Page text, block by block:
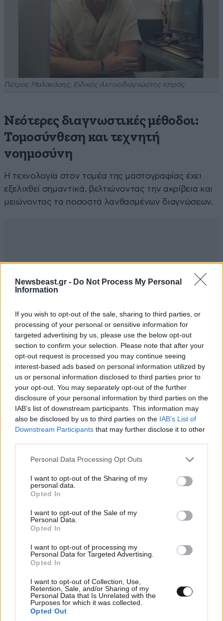
Newsbeast.gr - Do Not Process My Personal
Information
If you wish to opt-out of the sale, sharing to third parties, or
processing of your personal or sensitive information for
targeted advertising by us, please use the below opt-out
section to confirm your selection. Please note that after your
opt-out request is processed you may continue seeing
interest-based ads based on personal information utilized by
us or personal information disclosed to third parties prior to
your opt-out. You may separately opt-out of the further
disclosure of your personal information by third parties on the
IAB’s list of downstream participants. This information may
also be disclosed by us to third parties on the IAB’s List of
Downstream Participants that may further disclose it to other
Please note that this website/app uses one or more Google
not limited to your visit or usage behaviour. You may click to
grant or deny consent to Google and its third-party tags to
use your data for below specified purposes in below Google
consent section.
Personal Data Processing Opt Outs
I want to opt-out of the Sharing of my
personal data.
Opted In
I want to opt-out of the Sale of my
Personal Data.
Opted In
I want to opt-out of processing my
Personal Data for Targeted Advertising.
Opted In
I want to opt-out of Collection, Use,
Retention, Sale, and/or Sharing of my
Personal Data that Is Unrelated with the
Purposes for which it was collected.
Opted Out
Πέτρος Μαλακάσης, Ειδικός Ακτινοδιαγνώστης Ιατρός
Νεότερες διαγνωστικές μέθοδοι:
Τομοσύνθεση και τεχνητή
νοημοσύνη
Η τεχνολογία στον τομέα της μαστογραφίας έχει
εξελιχθεί σημαντικά, βελτιώνοντας την ακρίβεια και
μειώνοντας τα ποσοστά λανθασμένων διαγνώσεων.
την εφαρμογή της τομοσύνθεσης την τελευταία
δεκαετία. Αυτή η μέθοδος παρέχει πολύ καλύτερη
απεικόνιση σε σχέση με την απλή ψηφιακή
μαστογραφία, καθώς δημιουργεί λεπτομερείς τομές
και αναδεικνύει όλα τα ευρήματα», τονίζει.